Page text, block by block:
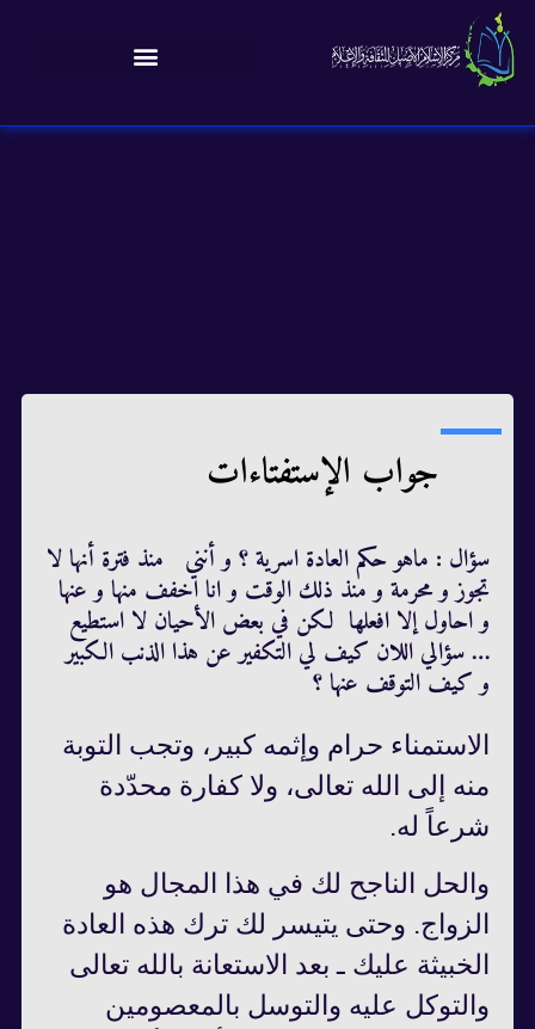
جواب الإستفتاءات
سؤال : ماهو حكم العادة اسرية ؟ و أنني منذ فترة أنها لا
تجوز و محرمة و منذ ذلك الوقت و انا اخفف منها و عنها
و احاول إلا افعلها لكن في بعض الأحيان لا استطيع
… سؤالي اللان كيف لي التكفير عن هذا الذنب الكبير
و كيف التوقف عنها ؟
الاستمناء حرام وإثمه كبير، وتجب التوبة
منه إلى الله تعالى، ولا كفارة محدّدة
شرعاً له.
والحل الناجح لك في هذا المجال هو
الزواج. وحتى يتيسر لك ترك هذه العادة
الخبيثة عليك ـ بعد الاستعانة بالله تعالى
والتوكل عليه والتوسل بالمعصومين